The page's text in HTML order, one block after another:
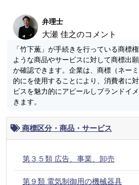
弁理士
大瀬 佳之のコメント
「竹下薫」が手続きを行っている商標
ような商品やサービスに対して商標出
か確認できます。企業は、商標（ネー
的にを使用することにより、消費者に
ビスを魅力的にアピールしブランドイ
きます。
商標区分・商品・サービス
第３５類 広告、事業、卸売
第９類 電気制御用の機械器具